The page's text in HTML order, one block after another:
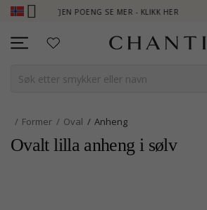
- TJEN POENG SE MER - KLIKK HER
Former Oval Anheng
Ovalt lilla anheng i sølv